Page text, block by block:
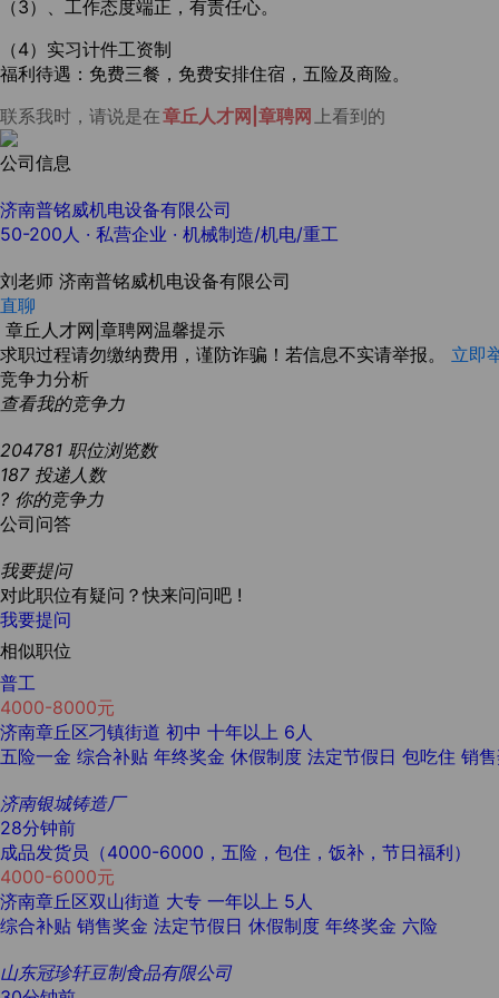
（3）、工作态度端正，有责任心。
（4）实习计件工资制
福利待遇：免费三餐，免费安排住宿，五险及商险。
联系我时，请说是在章丘人才网|章聘网 上看到的
公司信息
济南普铭威机电设备有限公司
50-200人 · 私营企业 · 机械制造/机电/重工
刘老师 济南普铭威机电设备有限公司
直聊
章丘人才网|章聘网温馨提示
求职过程请勿缴纳费用，谨防诈骗！若信息不实请举报。 立即
竞争力分析
查看我的竞争力
204781 职位浏览数
187 投递人数
? 你的竞争力
公司问答
我要提问
对此职位有疑问？快来问问吧 !
我要提问
相似职位
普工
4000-8000元
济南章丘区刁镇街道 初中 十年以上 6人
五险一金 综合补贴 年终奖金 休假制度 法定节假日 包吃住 销
济南银城铸造厂
28分钟前
成品发货员（4000-6000，五险，包住，饭补，节日福利）
4000-6000元
济南章丘区双山街道 大专 一年以上 5人
综合补贴 销售奖金 法定节假日 休假制度 年终奖金 六险
山东冠珍轩豆制食品有限公司